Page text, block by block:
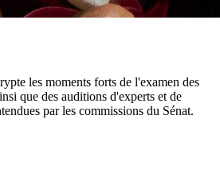
les moments forts de l'examen des
que des auditions d'experts et de
par les commissions du Sénat.